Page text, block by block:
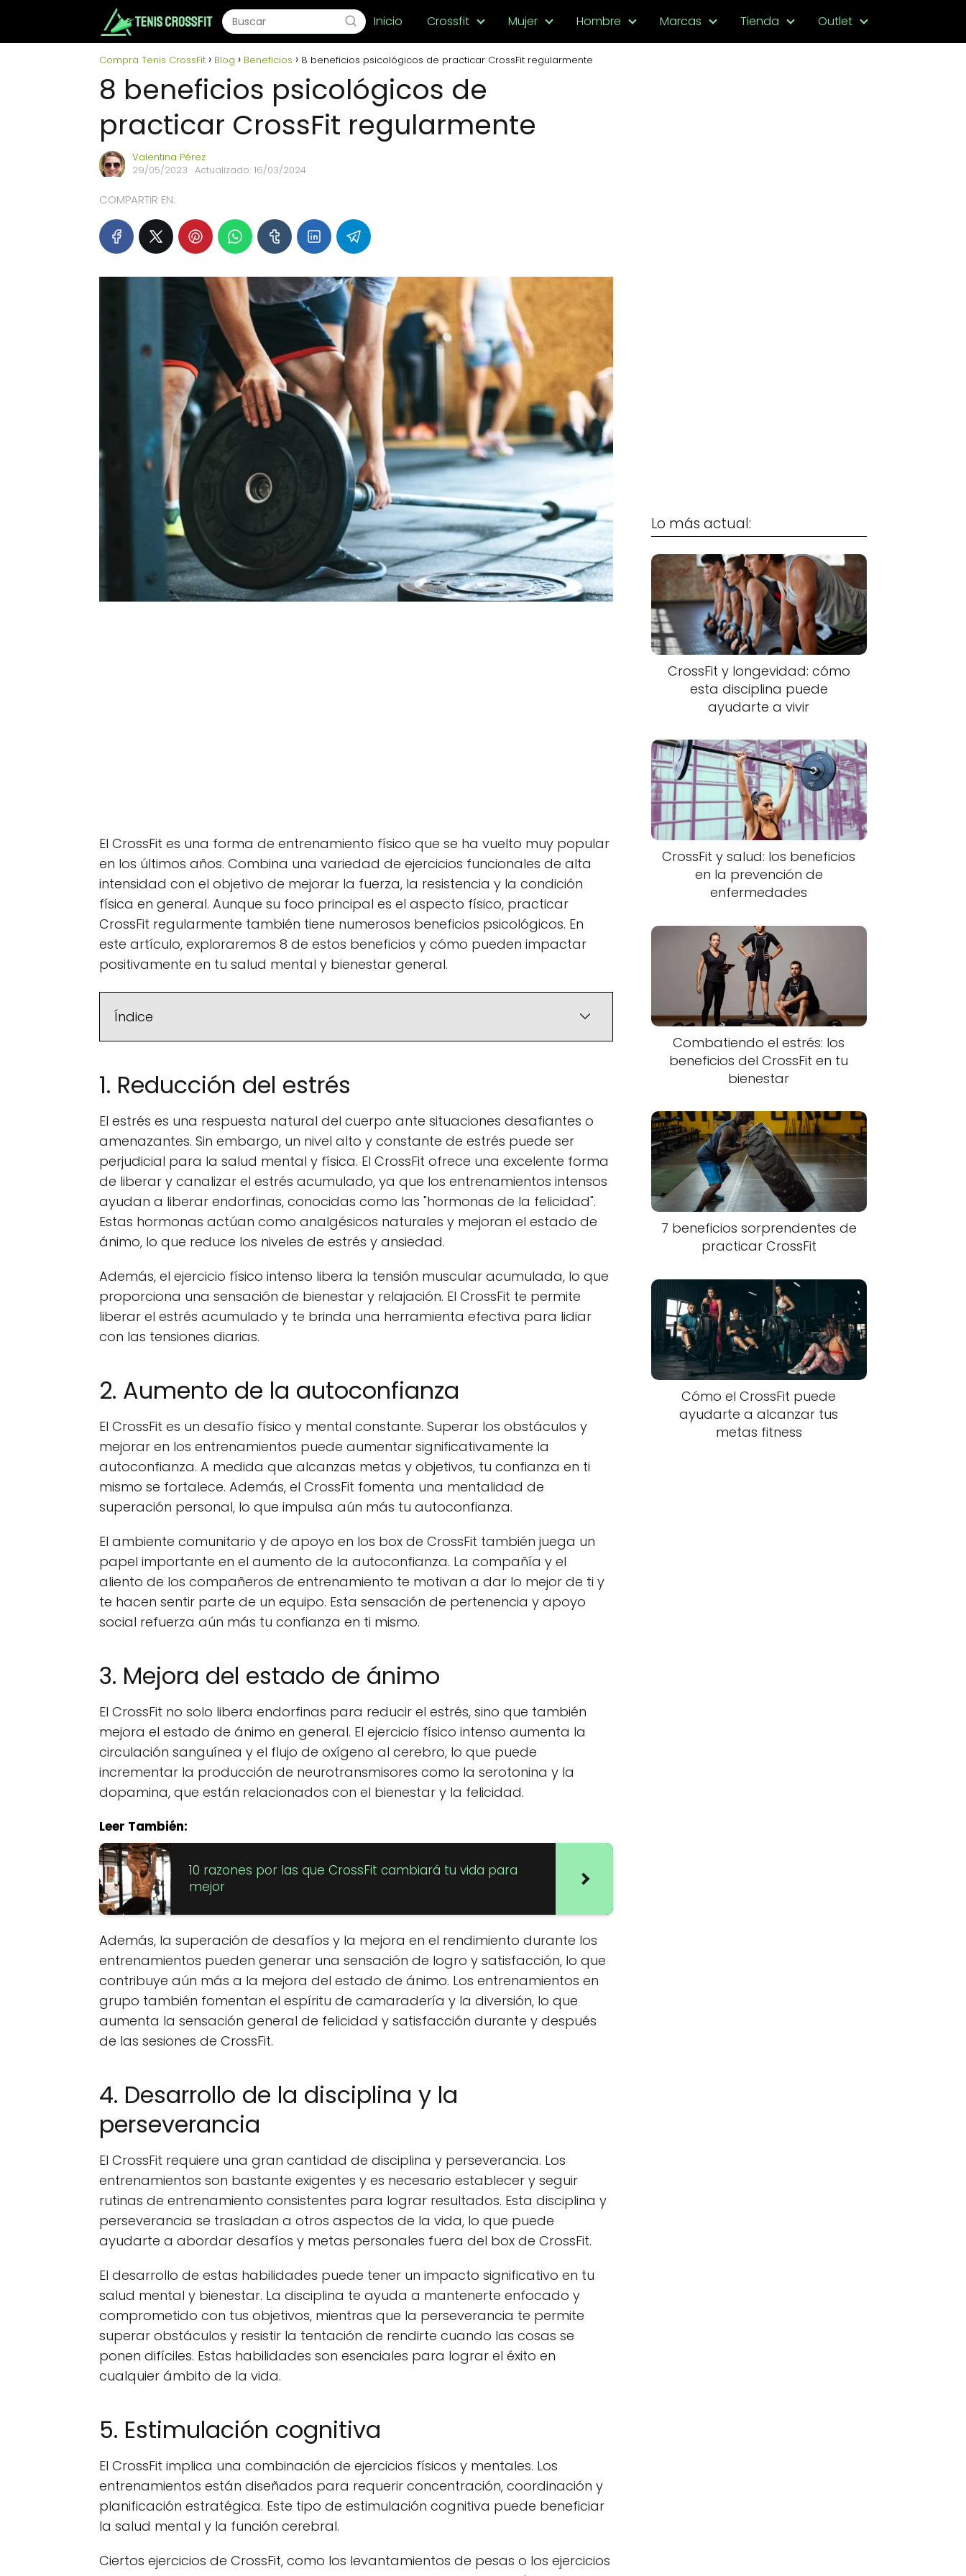
Inicio Crossfit Mujer Hombre Marcas Tienda Outlet
Compra Tenis CrossFit Blog Beneficios 8 beneficios psicológicos de practicar CrossFit regularmente
8 beneficios psicológicos de
practicar CrossFit regularmente
Valentina Pérez
29/05/2023 · Actualizado: 16/03/2024
COMPARTIR EN:
El CrossFit es una forma de entrenamiento físico que se ha vuelto muy popular
en los últimos años. Combina una variedad de ejercicios funcionales de alta
intensidad con el objetivo de mejorar la fuerza, la resistencia y la condición
física en general. Aunque su foco principal es el aspecto físico, practicar
CrossFit regularmente también tiene numerosos beneficios psicológicos. En
este artículo, exploraremos 8 de estos beneficios y cómo pueden impactar
positivamente en tu salud mental y bienestar general.
Índice
1. Reducción del estrés
El estrés es una respuesta natural del cuerpo ante situaciones desafiantes o
amenazantes. Sin embargo, un nivel alto y constante de estrés puede ser
perjudicial para la salud mental y física. El CrossFit ofrece una excelente forma
de liberar y canalizar el estrés acumulado, ya que los entrenamientos intensos
ayudan a liberar endorfinas, conocidas como las "hormonas de la felicidad".
Estas hormonas actúan como analgésicos naturales y mejoran el estado de
ánimo, lo que reduce los niveles de estrés y ansiedad.
Además, el ejercicio físico intenso libera la tensión muscular acumulada, lo que
proporciona una sensación de bienestar y relajación. El CrossFit te permite
liberar el estrés acumulado y te brinda una herramienta efectiva para lidiar
con las tensiones diarias.
2. Aumento de la autoconfianza
El CrossFit es un desafío físico y mental constante. Superar los obstáculos y
mejorar en los entrenamientos puede aumentar significativamente la
autoconfianza. A medida que alcanzas metas y objetivos, tu confianza en ti
mismo se fortalece. Además, el CrossFit fomenta una mentalidad de
superación personal, lo que impulsa aún más tu autoconfianza.
El ambiente comunitario y de apoyo en los box de CrossFit también juega un
papel importante en el aumento de la autoconfianza. La compañía y el
aliento de los compañeros de entrenamiento te motivan a dar lo mejor de ti y
te hacen sentir parte de un equipo. Esta sensación de pertenencia y apoyo
social refuerza aún más tu confianza en ti mismo.
3. Mejora del estado de ánimo
El CrossFit no solo libera endorfinas para reducir el estrés, sino que también
mejora el estado de ánimo en general. El ejercicio físico intenso aumenta la
circulación sanguínea y el flujo de oxígeno al cerebro, lo que puede
incrementar la producción de neurotransmisores como la serotonina y la
dopamina, que están relacionados con el bienestar y la felicidad.
Leer También:
10 razones por las que CrossFit cambiará tu vida para
mejor
Además, la superación de desafíos y la mejora en el rendimiento durante los
entrenamientos pueden generar una sensación de logro y satisfacción, lo que
contribuye aún más a la mejora del estado de ánimo. Los entrenamientos en
grupo también fomentan el espíritu de camaradería y la diversión, lo que
aumenta la sensación general de felicidad y satisfacción durante y después
de las sesiones de CrossFit.
4. Desarrollo de la disciplina y la
perseverancia
El CrossFit requiere una gran cantidad de disciplina y perseverancia. Los
entrenamientos son bastante exigentes y es necesario establecer y seguir
rutinas de entrenamiento consistentes para lograr resultados. Esta disciplina y
perseverancia se trasladan a otros aspectos de la vida, lo que puede
ayudarte a abordar desafíos y metas personales fuera del box de CrossFit.
El desarrollo de estas habilidades puede tener un impacto significativo en tu
salud mental y bienestar. La disciplina te ayuda a mantenerte enfocado y
comprometido con tus objetivos, mientras que la perseverancia te permite
superar obstáculos y resistir la tentación de rendirte cuando las cosas se
ponen difíciles. Estas habilidades son esenciales para lograr el éxito en
cualquier ámbito de la vida.
5. Estimulación cognitiva
El CrossFit implica una combinación de ejercicios físicos y mentales. Los
entrenamientos están diseñados para requerir concentración, coordinación y
planificación estratégica. Este tipo de estimulación cognitiva puede beneficiar
la salud mental y la función cerebral.
Ciertos ejercicios de CrossFit, como los levantamientos de pesas o los ejercicios
Lo más actual:
CrossFit y longevidad: cómo
esta disciplina puede
ayudarte a vivir
CrossFit y salud: los beneficios
en la prevención de
enfermedades
Combatiendo el estrés: los
beneficios del CrossFit en tu
bienestar
7 beneficios sorprendentes de
practicar CrossFit
Cómo el CrossFit puede
ayudarte a alcanzar tus
metas fitness